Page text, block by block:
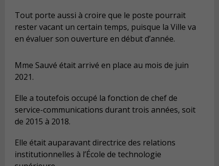
Tout porte aussi à croire que le poste pourrait
rester vacant un certain temps, puisque la Ville va
en évaluer son ouverture en début d’année.
Mme Sauvé était arrivé en place au mois de juin
2021.
Elle a toutefois occupé la fonction de chef de
service-communications durant trois années, soit
de 2015 à 2018.
Elle était auparavant directrice des relations
institutionnelles à l’École de technologie